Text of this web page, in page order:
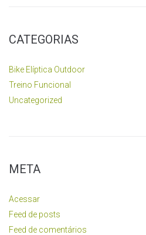
CATEGORIAS
Bike Elíptica Outdoor
Treino Funcional
Uncategorized
META
Acessar
Feed de posts
Feed de comentários